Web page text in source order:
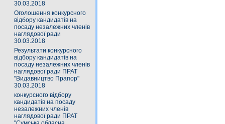
30.03.2018
Оголошення конкурсного
відбору кандидатів на
посаду незалежних членів
наглядової ради
30.03.2018
Результати конкурсного
відбору кандидатів на
посаду незалежних членів
наглядової ради ПРАТ
"Видавництво Прапор"
30.03.2018
конкурсного відбору
кандидатів на посаду
незалежних членів
наглядової ради ПРАТ